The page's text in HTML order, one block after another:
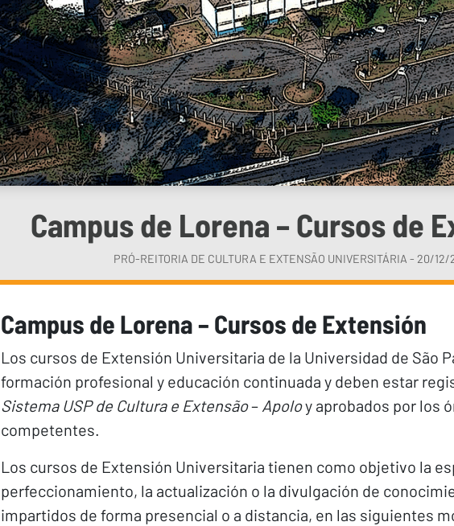
Campus de Lorena – Cursos de
PRÓ-REITORIA DE CULTURA E EXTENSÃO UNIVERSITÁRIA - 20/
Campus de Lorena – Cursos de Extensión
Los cursos de Extensión Universitaria de la Universidad de São
formación profesional y educación continuada y deben estar
Sistema USP de Cultura e Extensão– Apoloy aprobados por los
competentes.
Los cursos de Extensión Universitaria tienen como objetivo la
perfeccionamiento, la actualización o la divulgación de
impartidos de forma presencial o a distancia, en las siguientes